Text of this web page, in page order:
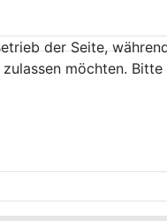
der Seite,
möchten.